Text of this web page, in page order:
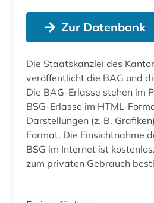
Zur Datenbank
Die Staatskanzlei des
veröffentlicht die BAG und
Die BAG-Erlasse stehen im
BSG-Erlasse im HTML-
Darstellungen (z. B.
Format. Die Einsichtnahme
BSG im Internet ist
zum privaten Gebrauch